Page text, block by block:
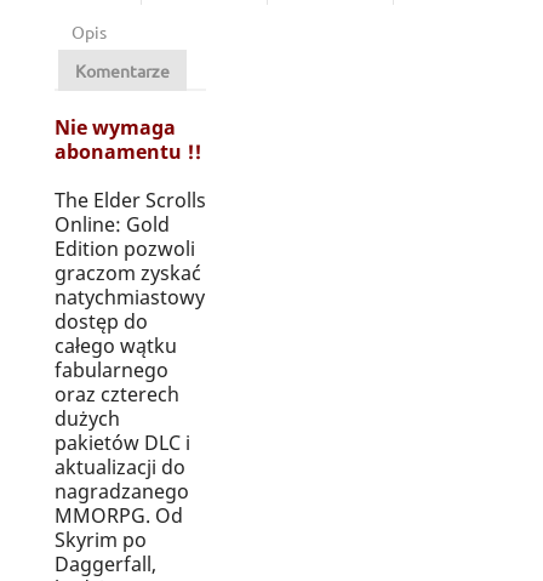
Opis
Komentarze
Nie wymaga
abonamentu !!
The Elder Scrolls
Online: Gold
Edition pozwoli
graczom zyskać
natychmiastowy
dostęp do
całego wątku
fabularnego
oraz czterech
dużych
pakietów DLC i
aktualizacji do
nagradzanego
MMORPG. Od
Skyrim po
Daggerfall,